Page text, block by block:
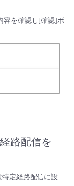
容を確認し[確認]ボ
路配信を
定経路配信に設